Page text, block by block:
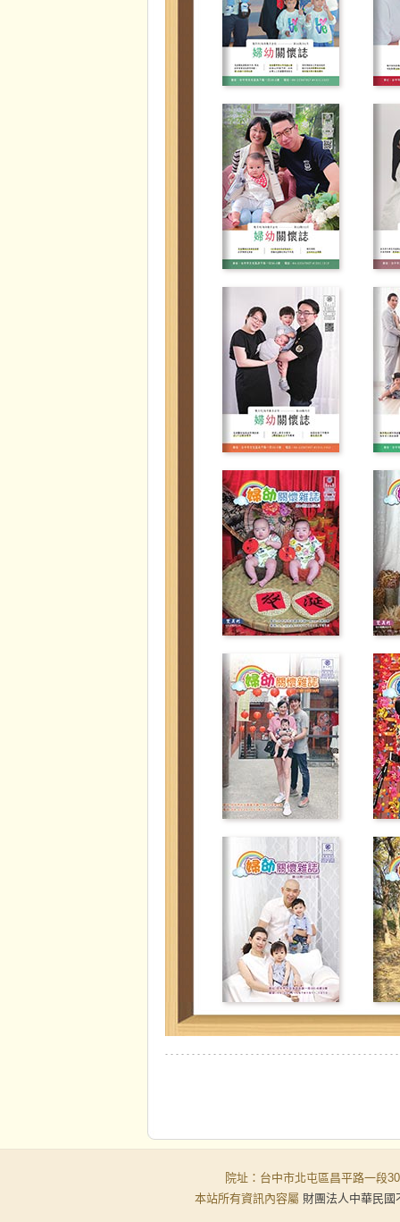
婦幼關懷雜誌
第55期
婦幼關懷雜誌
第51期
婦幼關懷雜誌
第47期
婦幼關懷雜誌
第43期
婦幼關懷雜誌
第36期
婦幼關懷雜誌
第38期
院址：台中市北屯區昌平路一
本站所有資訊內容屬 財團法人中華民國